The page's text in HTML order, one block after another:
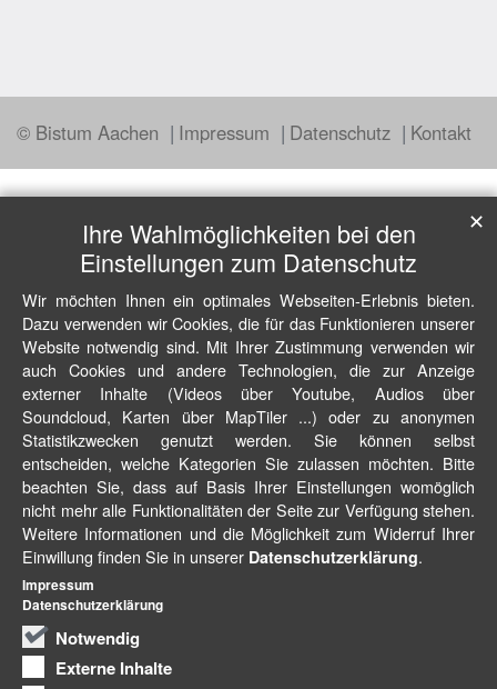
© Bistum Aachen Impressum Datenschutz Kontakt
Ihre Wahlmöglichkeiten bei den
Einstellungen zum Datenschutz
Wir möchten Ihnen ein optimales Webseiten-Erlebnis bieten.
Dazu verwenden wir Cookies, die für das Funktionieren unserer
Website notwendig sind. Mit Ihrer Zustimmung verwenden wir
auch Cookies und andere Technologien, die zur Anzeige
externer Inhalte (Videos über Youtube, Audios über
Soundcloud, Karten über MapTiler ...) oder zu anonymen
Statistikzwecken genutzt werden. Sie können selbst
entscheiden, welche Kategorien Sie zulassen möchten. Bitte
beachten Sie, dass auf Basis Ihrer Einstellungen womöglich
nicht mehr alle Funktionalitäten der Seite zur Verfügung stehen.
Weitere Informationen und die Möglichkeit zum Widerruf Ihrer
Einwillung finden Sie in unserer Datenschutzerklärung.
Notwendig
Externe Inhalte
✕
Impressum
Datenschutzerklärung